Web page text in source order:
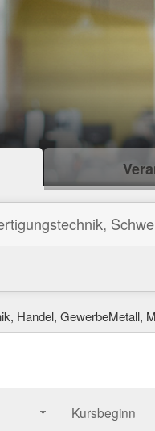
Handel, GewerbeMetall,
Kursbeginn